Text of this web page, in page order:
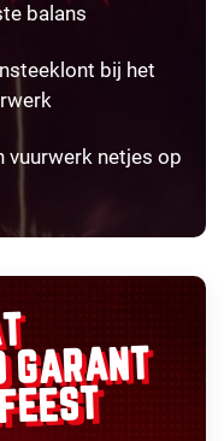
balans
bij het
vuurwerk netjes op
GARANT